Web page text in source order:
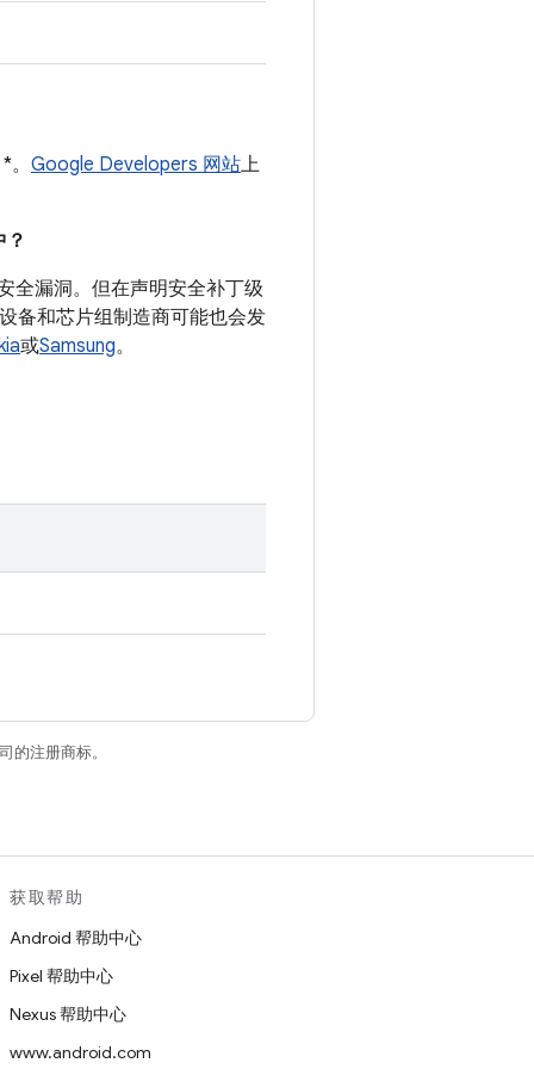
Google Developers 网站上
全漏洞。但在声明安全补丁级
备和芯片组制造商可能也会发
或Samsung。
的注册商标。
获取帮助
Android 帮助中心
Pixel 帮助中心
Nexus 帮助中心
www.android.com